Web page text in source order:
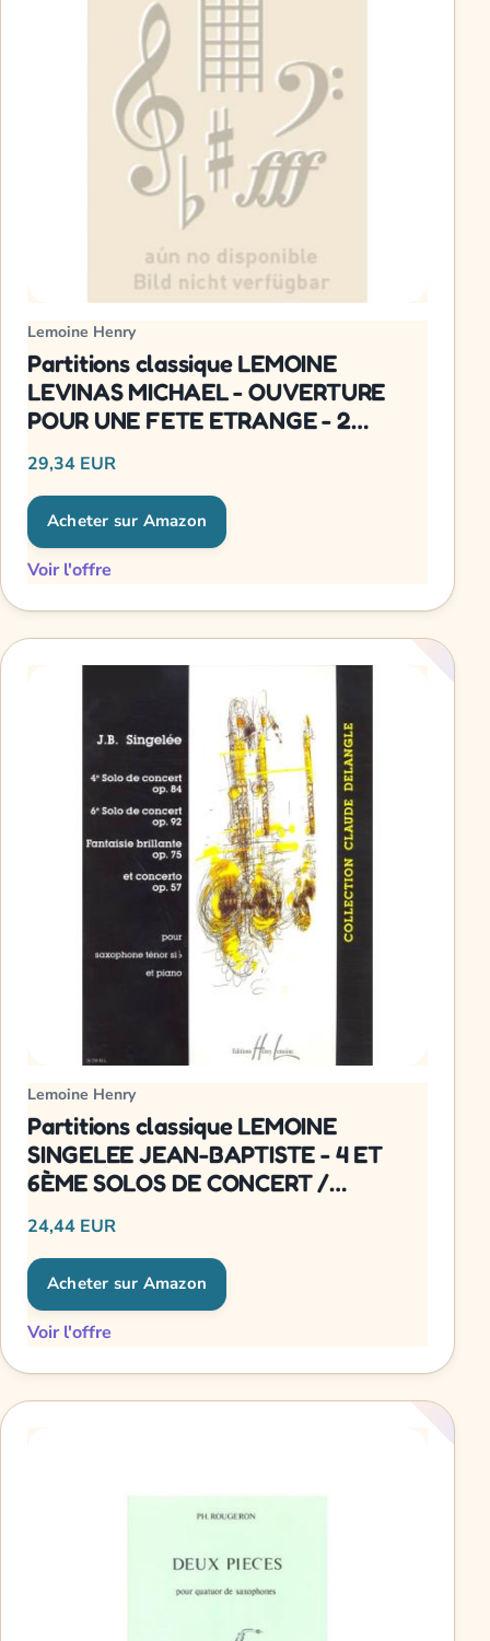
Lemoine Henry
Partitions classique LEMOINE
LEVINAS MICHAEL - OUVERTURE
POUR UNE FETE ETRANGE - 2
ELECTRONIQUE Orchestre
29,34 EUR
Acheter sur Amazon
Voir l'offre
Lemoine Henry
Partitions classique LEMOINE
SINGELEE JEAN-BAPTISTE - 4 ET
6ÈME SOLOS DE CONCERT /
OP.57 Saxophone
24,44 EUR
Acheter sur Amazon
Voir l'offre